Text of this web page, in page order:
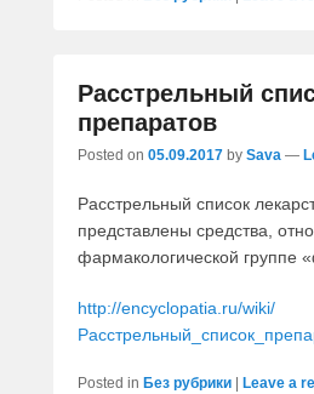
Расстрельный
препаратов
Posted on 05.09.2017 by Sava —
Расстрельный список
представлены средства,
фармакологической группе
http://encyclopatia.ru/wiki/
Posted in Без рубрики Leave a